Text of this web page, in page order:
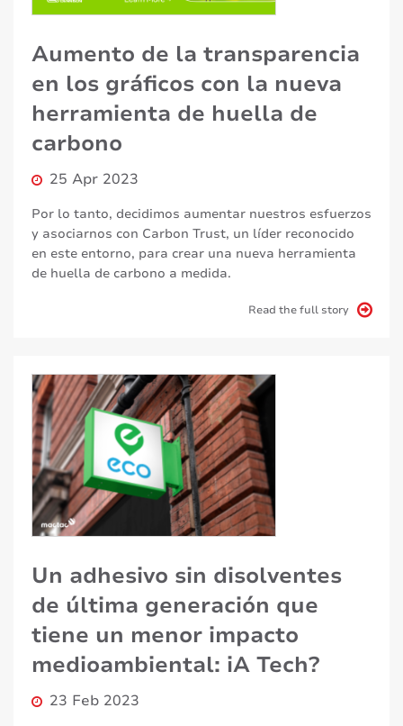
Aumento de la transparencia
en los gráficos con la nueva
herramienta de huella de
carbono
25 Apr 2023
Por lo tanto, decidimos aumentar nuestros esfuerzos
y asociarnos con Carbon Trust, un líder reconocido
en este entorno, para crear una nueva herramienta
de huella de carbono a medida.
Read the full story
Un adhesivo sin disolventes
de última generación que
tiene un menor impacto
medioambiental: iA Tech?
23 Feb 2023